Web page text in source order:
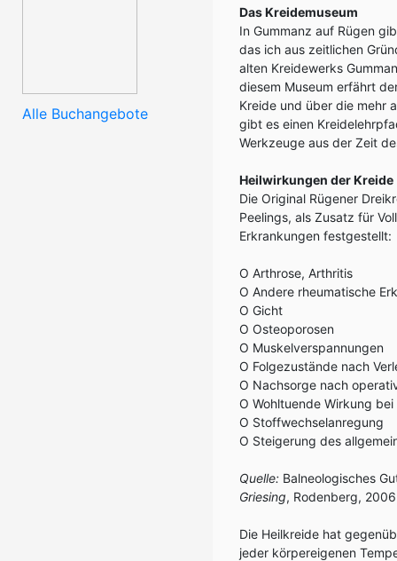
Alle Buchangebote
Das Kreidemuseum
In Gummanz auf Rügen
das ich aus zeitlichen
alten Kreidewerks
diesem Museum erfährt
Kreide und über die mehr
gibt es einen
Werkzeuge aus der Zeit
Heilwirkungen der Kreide
Die Original Rügener
Peelings, als Zusatz für
Erkrankungen festgestellt:
O Arthrose, Arthritis
O Andere rheumatische
O Gicht
O Osteoporosen
O Muskelverspannungen
O Folgezustände nach
O Nachsorge nach
O Wohltuende Wirkung
O Stoffwechselanregung
O Steigerung des
Quelle: Balneologisches
Griesing, Rodenberg,
Die Heilkreide hat
jeder körpereigenen